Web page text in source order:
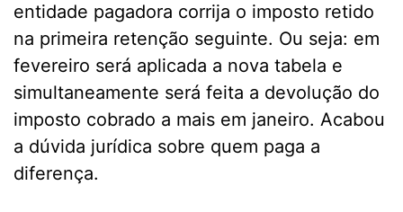
entidade pagadora corrija o imposto retido
na primeira retenção seguinte. Ou seja: em
fevereiro será aplicada a nova tabela e
simultaneamente será feita a devolução do
imposto cobrado a mais em janeiro. Acabou
a dúvida jurídica sobre quem paga a
diferença.